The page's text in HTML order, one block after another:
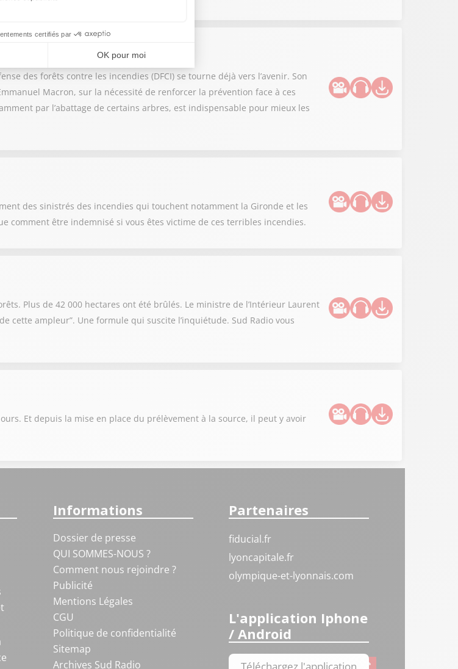
des forêts contre les incendies (DFCI) se tourne déjà vers l’avenir. Son
Macron, sur la nécessité de renforcer la prévention face à ces
par l’abattage de certains arbres, est indispensable pour mieux les
des sinistrés des incendies qui touchent notamment la Gironde et les
comment être indemnisé si vous êtes victime de ces terribles incendies.
Plus de 42 000 hectares ont été brûlés. Le ministre de l’Intérieur Laurent
cette ampleur”. Une formule qui suscite l’inquiétude. Sud Radio vous
Et depuis la mise en place du prélèvement à la source, il peut y avoir
Informations
Dossier de presse
QUI SOMMES-NOUS ?
Comment nous rejoindre ?
Publicité
Mentions Légales
CGU
Politique de confidentialité
Sitemap
Archives Sud Radio
Partenaires
fiducial.fr
lyoncapitale.fr
olympique-et-lyonnais.com
L'application Iphone
/ Android
Téléchargez l'application